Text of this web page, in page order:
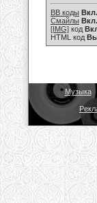
BB коды Вкл.
Смайлы Вкл.
[IMG] код
HTML код
Музыка